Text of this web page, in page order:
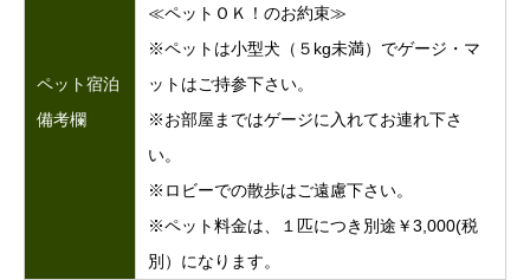
ペット宿泊
備考欄
≪ペットＯＫ！のお約束≫
※ペットは小型犬（５kg未満）でゲージ・マ
ットはご持参下さい。
※お部屋まではゲージに入れてお連れ下さ
い。
※ロビーでの散歩はご遠慮下さい。
※ペット料金は、１匹につき別途￥3,000(税
別）になります。